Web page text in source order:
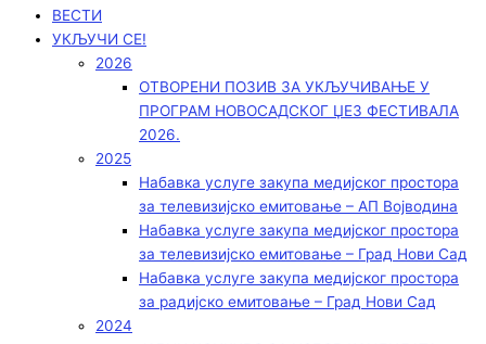
ВЕСТИ
УКЉУЧИ СЕ!
2026
ОТВОРЕНИ ПОЗИВ ЗА УКЉУЧИВАЊЕ У
ПРОГРАМ НОВОСАДСКОГ ЏЕЗ ФЕСТИВАЛА
2026.
2025
Набавка услуге закупа медијског простора
за телевизијско емитовање – АП Војводинa
Набавка услуге закупа медијског простора
за телевизијско емитовање – Град Нови Сад
Набавка услуге закупа медијског простора
за радијско емитовање – Град Нови Сад
2024